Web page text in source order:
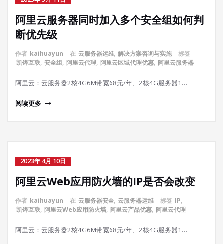
阿里云服务器同时加入多个安全组如何判
断优先级
作者 kaihuayun 在 云服务器运维, 解决方案咨询与实施
标签
凯铧互联, 安全组, 阿里云代理, 阿里云区域代理优惠, 阿里云服务器
阿里云：云服务器2核4G6M带宽68元/年、2核4G服务器1…
阅读更多
2023年 4月 10日
阿里云Web应用防火墙的IP是否会改变
作者 kaihuayun 在 云服务器安全, 云服务器运维 标签 IP,
凯铧互联, 阿里云Web应用防火墙, 阿里云产品优惠, 阿里云代理
阿里云：云服务器2核4G6M带宽68元/年、2核4G服务器1…